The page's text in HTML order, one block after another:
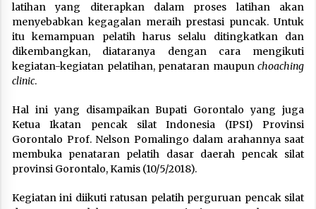
latihan yang diterapkan dalam proses latihan akan
menyebabkan kegagalan meraih prestasi puncak. Untuk
itu kemampuan pelatih harus selalu ditingkatkan dan
dikembangkan, diataranya dengan cara mengikuti
kegiatan-kegiatan pelatihan, penataran maupun choaching
clinic.
Hal ini yang disampaikan Bupati Gorontalo yang juga
Ketua Ikatan pencak silat Indonesia (IPSI) Provinsi
Gorontalo Prof. Nelson Pomalingo dalam arahannya saat
membuka penataran pelatih dasar daerah pencak silat
provinsi Gorontalo, Kamis (10/5/2018).
Kegiatan ini diikuti ratusan pelatih perguruan pencak silat